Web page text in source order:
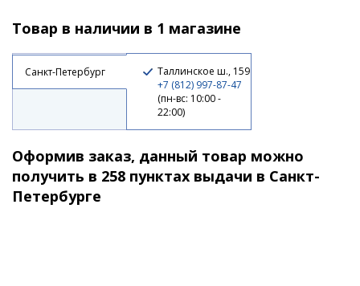
440 ₽
Товар в наличии в 1 магазине
Санкт-Петербург
Таллинское ш., 159
+7 (812) 997-87-47
(пн-вс: 10:00 -
22:00)
Оформив заказ, данный товар можно
получить в 258 пунктах выдачи в Санкт-
Петербурге